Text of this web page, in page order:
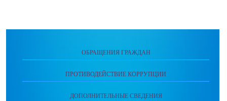
ОБРАЩЕНИЯ ГРАЖДАН
ПРОТИВОДЕЙСТВИЕ КОРРУПЦИИ
ДОПОЛНИТЕЛЬНЫЕ СВЕДЕНИЯ